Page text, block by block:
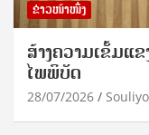
ຂ່າວໜ້າໜຶ່ງ
ສ້າງຄວາມເຂັ້ມແ
ໄພພິບັດ
28/07/2026